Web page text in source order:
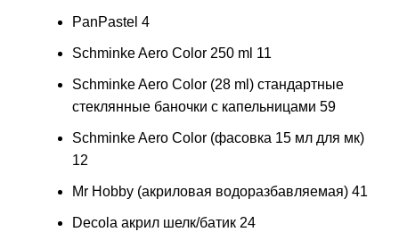
PanPastel 4
Schminke Aero Color 250 ml 11
Schminke Aero Color (28 ml) стандартные
стеклянные баночки с капельницами 59
Schminke Aero Color (фасовка 15 мл для мк)
12
Mr Hobby (акриловая водоразбавляемая) 41
Decola акрил шелк/батик 24